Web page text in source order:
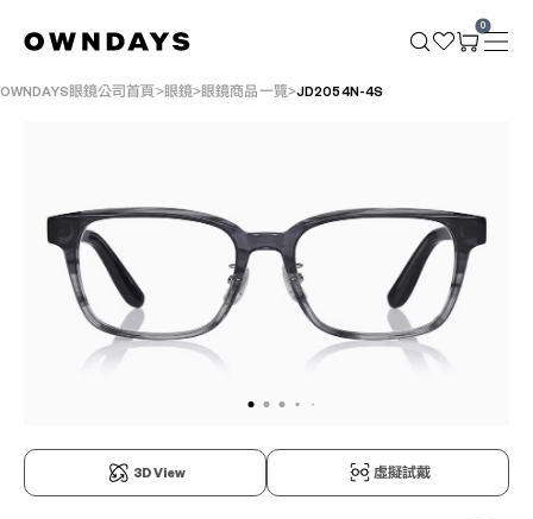
0
OWNDAYS眼鏡公司首頁 眼鏡 眼鏡商品一覽 JD2054N-4S
3D View 虛擬試戴